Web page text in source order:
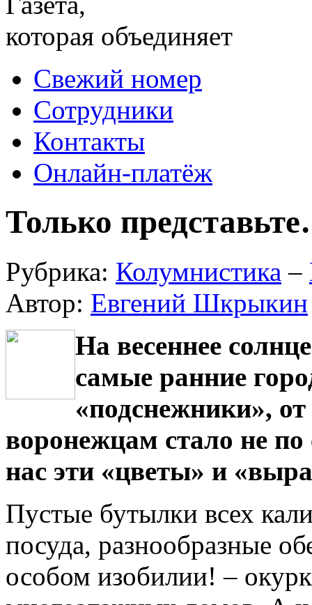
которая объединяет
Свежий номер
Сотрудники
Контакты
Онлайн-платёж
Только
Рубрика: Колумнистика –
Автор: Евгений Шкрыкин
На весеннее
самые ранние
«подснежники»,
воронежцам стало не
нас эти «цветы» и
Пустые бутылки всех
посуда, разнообразные
особом изобилии! –